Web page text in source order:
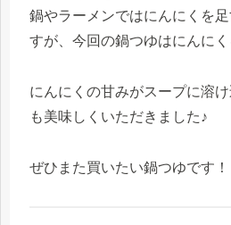
鍋やラーメンではにんにくを
すが、今回の鍋つゆはにんに
にんにくの甘みがスープに溶
も美味しくいただきました♪
ぜひまた買いたい鍋つゆです！